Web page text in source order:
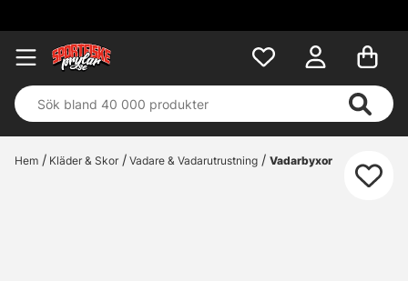
Hem Kläder & Skor Vadare & Vadarutrustning Vadarbyxor